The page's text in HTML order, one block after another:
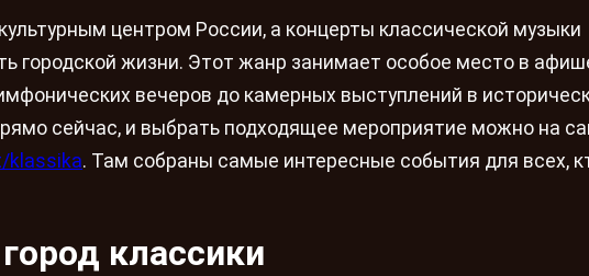
центром России, а концерты классической музыки
городской жизни. Этот жанр занимает особое место в
вечеров до камерных выступлений в
сейчас, и выбрать подходящее мероприятие можно на
klassika. Там собраны самые интересные события для всех,
классики